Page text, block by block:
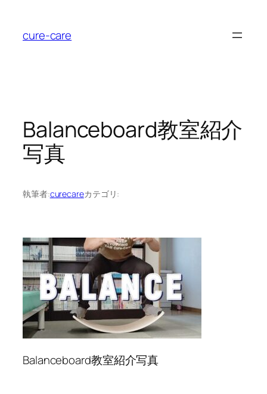
cure-care
Balanceboard教室紹介
写真
執筆者:curecareカテゴリ:
Balanceboard教室紹介写真